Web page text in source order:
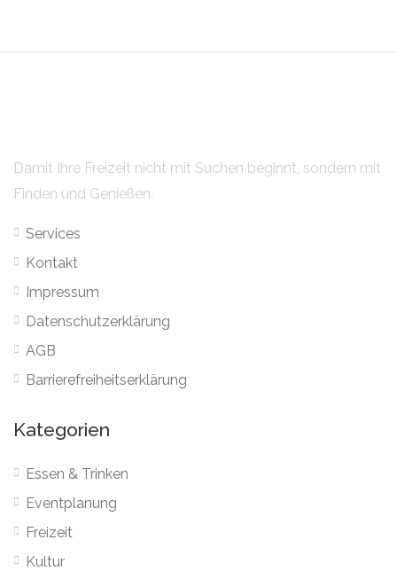
Damit Ihre Freizeit nicht mit Suchen beginnt, sondern mit
Finden und Genießen.
Services
Kontakt
Impressum
Datenschutzerklärung
AGB
Barrierefreiheitserklärung
Kategorien
Essen & Trinken
Eventplanung
Freizeit
Kultur